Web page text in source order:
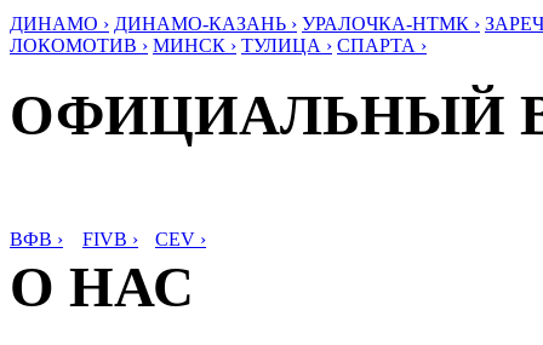
ДИНАМО › ДИНАМО-КАЗАНЬ › УРАЛОЧКА-НТМК ›
ЛОКОМОТИВ › МИНСК › ТУЛИЦА › СПАРТА ›
ОФИЦИАЛЬНЫЙ
ВФВ › FIVB › CEV ›
О НАС